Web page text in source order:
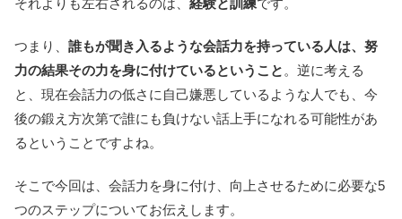
それよりも左右されるのは、 経験と訓練です。
つまり、 誰もが聞き入るような会話力を持っている人は、努
力の結果その力を身に付けているということ。逆に考える
と、現在会話力の低さに自己嫌悪しているような人でも、今
後の鍛え方次第で誰にも負けない話上手になれる可能性があ
るということですよね。
そこで今回は、会話力を身に付け、向上させるために必要な5
つのステップについてお伝えします。